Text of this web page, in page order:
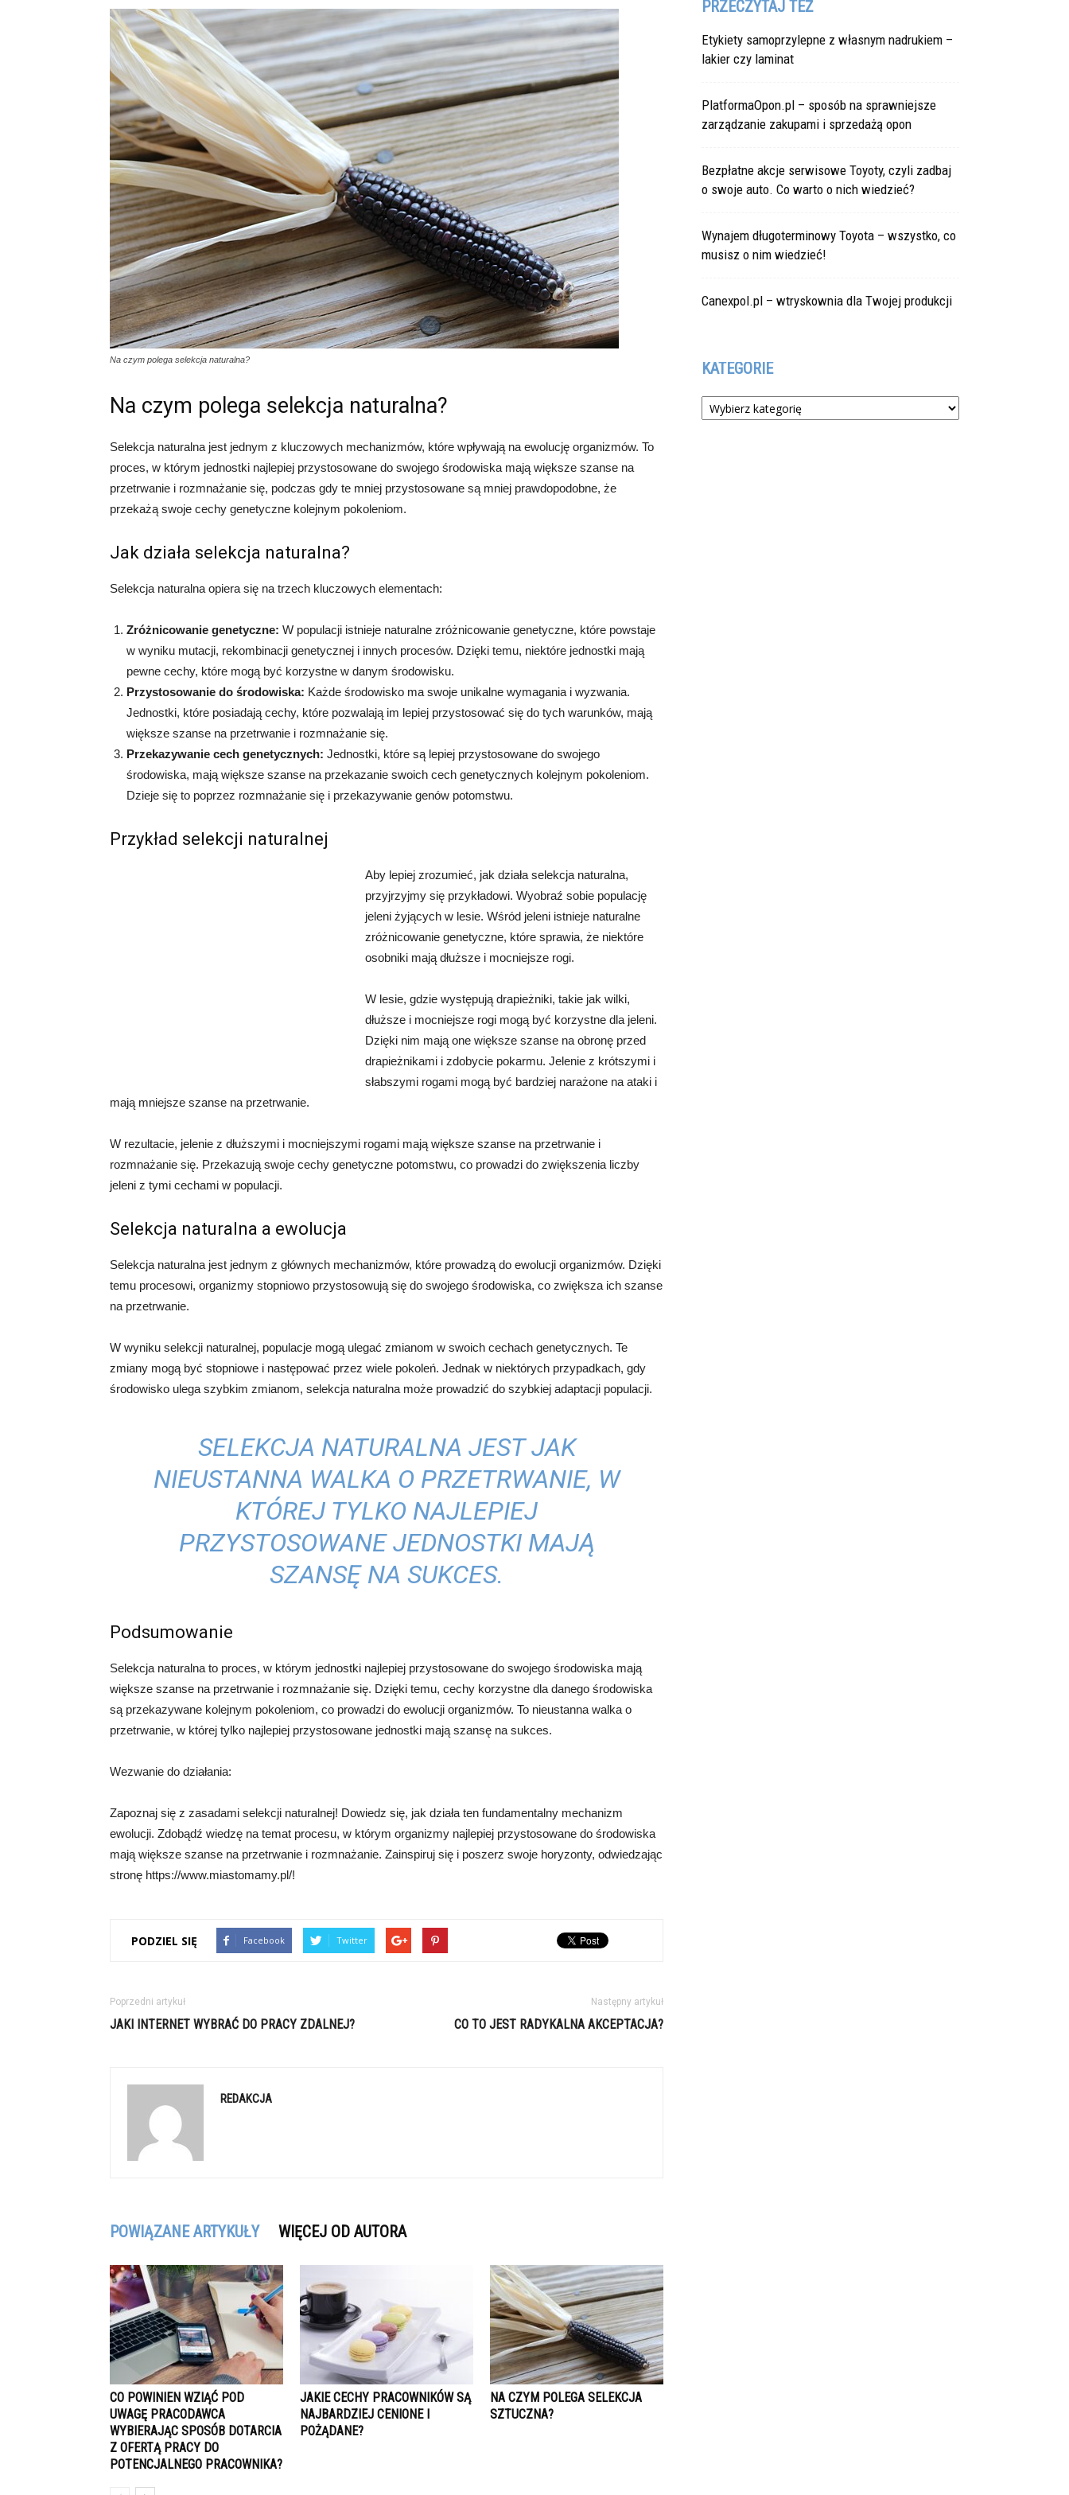
Na czym polega selekcja naturalna?
Na czym polega selekcja naturalna?
Selekcja naturalna jest jednym z kluczowych mechanizmów, które wpływają na ewolucję organizmów. To
proces, w którym jednostki najlepiej przystosowane do swojego środowiska mają większe szanse na
przetrwanie i rozmnażanie się, podczas gdy te mniej przystosowane są mniej prawdopodobne, że
przekażą swoje cechy genetyczne kolejnym pokoleniom.
Jak działa selekcja naturalna?
Selekcja naturalna opiera się na trzech kluczowych elementach:
Zróżnicowanie genetyczne: W populacji istnieje naturalne zróżnicowanie genetyczne, które powstaje
w wyniku mutacji, rekombinacji genetycznej i innych procesów. Dzięki temu, niektóre jednostki mają
pewne cechy, które mogą być korzystne w danym środowisku.
Przystosowanie do środowiska: Każde środowisko ma swoje unikalne wymagania i wyzwania.
Jednostki, które posiadają cechy, które pozwalają im lepiej przystosować się do tych warunków, mają
większe szanse na przetrwanie i rozmnażanie się.
Przekazywanie cech genetycznych: Jednostki, które są lepiej przystosowane do swojego
środowiska, mają większe szanse na przekazanie swoich cech genetycznych kolejnym pokoleniom.
Dzieje się to poprzez rozmnażanie się i przekazywanie genów potomstwu.
Przykład selekcji naturalnej
Aby lepiej zrozumieć, jak działa selekcja naturalna,
przyjrzyjmy się przykładowi. Wyobraź sobie populację
jeleni żyjących w lesie. Wśród jeleni istnieje naturalne
zróżnicowanie genetyczne, które sprawia, że niektóre
osobniki mają dłuższe i mocniejsze rogi.
W lesie, gdzie występują drapieżniki, takie jak wilki,
dłuższe i mocniejsze rogi mogą być korzystne dla jeleni.
Dzięki nim mają one większe szanse na obronę przed
drapieżnikami i zdobycie pokarmu. Jelenie z krótszymi i
słabszymi rogami mogą być bardziej narażone na ataki i
mają mniejsze szanse na przetrwanie.
W rezultacie, jelenie z dłuższymi i mocniejszymi rogami mają większe szanse na przetrwanie i
rozmnażanie się. Przekazują swoje cechy genetyczne potomstwu, co prowadzi do zwiększenia liczby
jeleni z tymi cechami w populacji.
Selekcja naturalna a ewolucja
Selekcja naturalna jest jednym z głównych mechanizmów, które prowadzą do ewolucji organizmów. Dzięki
temu procesowi, organizmy stopniowo przystosowują się do swojego środowiska, co zwiększa ich szanse
na przetrwanie.
W wyniku selekcji naturalnej, populacje mogą ulegać zmianom w swoich cechach genetycznych. Te
zmiany mogą być stopniowe i następować przez wiele pokoleń. Jednak w niektórych przypadkach, gdy
środowisko ulega szybkim zmianom, selekcja naturalna może prowadzić do szybkiej adaptacji populacji.
SELEKCJA NATURALNA JEST JAK
NIEUSTANNA WALKA O PRZETRWANIE, W
KTÓREJ TYLKO NAJLEPIEJ
PRZYSTOSOWANE JEDNOSTKI MAJĄ
SZANSĘ NA SUKCES.
Podsumowanie
Selekcja naturalna to proces, w którym jednostki najlepiej przystosowane do swojego środowiska mają
większe szanse na przetrwanie i rozmnażanie się. Dzięki temu, cechy korzystne dla danego środowiska
są przekazywane kolejnym pokoleniom, co prowadzi do ewolucji organizmów. To nieustanna walka o
przetrwanie, w której tylko najlepiej przystosowane jednostki mają szansę na sukces.
Wezwanie do działania:
Zapoznaj się z zasadami selekcji naturalnej! Dowiedz się, jak działa ten fundamentalny mechanizm
ewolucji. Zdobądź wiedzę na temat procesu, w którym organizmy najlepiej przystosowane do środowiska
mają większe szanse na przetrwanie i rozmnażanie. Zainspiruj się i poszerz swoje horyzonty, odwiedzając
stronę https://www.miastomamy.pl/!
PODZIEL SIĘ Facebook Twitter
Poprzedni artykuł
JAKI INTERNET WYBRAĆ DO PRACY ZDALNEJ?
Następny artykuł
CO TO JEST RADYKALNA AKCEPTACJA?
REDAKCJA
POWIĄZANE ARTYKUŁY WIĘCEJ OD AUTORA
CO POWINIEN WZIĄĆ POD
UWAGĘ PRACODAWCA
WYBIERAJĄC SPOSÓB DOTARCIA
Z OFERTĄ PRACY DO
POTENCJALNEGO PRACOWNIKA?
JAKIE CECHY PRACOWNIKÓW SĄ
NAJBARDZIEJ CENIONE I
POŻĄDANE?
NA CZYM POLEGA SELEKCJA
SZTUCZNA?
PRZECZYTAJ TEŻ
Etykiety samoprzylepne z własnym nadrukiem –
lakier czy laminat
PlatformaOpon.pl – sposób na sprawniejsze
zarządzanie zakupami i sprzedażą opon
Bezpłatne akcje serwisowe Toyoty, czyli zadbaj
o swoje auto. Co warto o nich wiedzieć?
Wynajem długoterminowy Toyota – wszystko, co
musisz o nim wiedzieć!
Canexpol.pl – wtryskownia dla Twojej produkcji
KATEGORIE
Kategorie